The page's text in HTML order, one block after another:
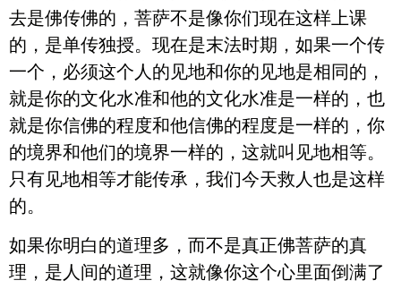
去是佛传佛的，菩萨不是像你们现在这样上课
的，是单传独授。现在是末法时期，如果一个传
一个，必须这个人的见地和你的见地是相同的，
就是你的文化水准和他的文化水准是一样的，也
就是你信佛的程度和他信佛的程度是一样的，你
的境界和他们的境界一样的，这就叫见地相等。
只有见地相等才能传承，我们今天救人也是这样
的。
如果你明白的道理多，而不是真正佛菩萨的真
理，是人间的道理，这就像你这个心里面倒满了